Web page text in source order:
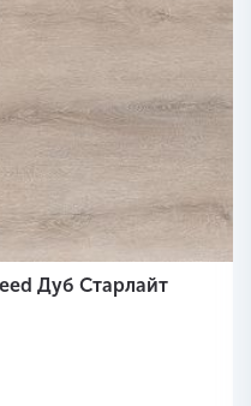
Дуб Старлайт